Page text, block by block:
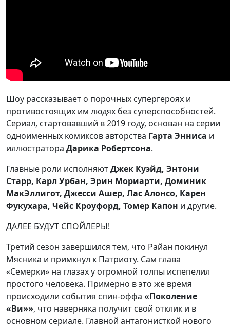
Шоу рассказывает о порочных супергероях и
противостоящих им людях без суперспособностей.
Сериал, стартовавший в 2019 году, основан на серии
одноименных комиксов авторства Гарта Энниса и
иллюстратора Дарика Робертсона.
Главные роли исполняютДжек Куэйд, Энтони
Старр, Карл Урбан, Эрин Мориарти, Доминик
МакЭллигот, Джесси Ашер, Лас Алонсо, Карен
Фукухара, Чейс Кроуфорд, Томер Капон и другие.
ДАЛЕЕ БУДУТ СПОЙЛЕРЫ!
Третий сезон завершился тем, что Райан покинул
Мясника и примкнул к Патриоту. Сам глава
«Семерки» на глазах у огромной толпы испепелил
простого человека. Примерно в это же время
происходили события спин-оффа «Поколение
«Ви»», что наверняка получит свой отклик и в
основном сериале. Главной антагонисткой нового